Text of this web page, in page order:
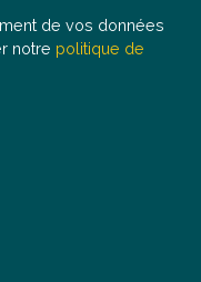
de vos données
notre politique de